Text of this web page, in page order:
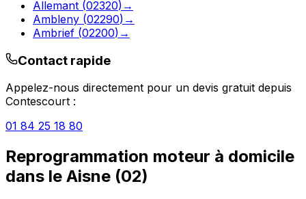
Allemant (02320) →
Ambleny (02290) →
Ambrief (02200) →
Contact rapide
Appelez-nous directement pour un devis gratuit depuis
Contescourt :
01 84 25 18 80
Reprogrammation moteur à domicile
dans le Aisne (02)